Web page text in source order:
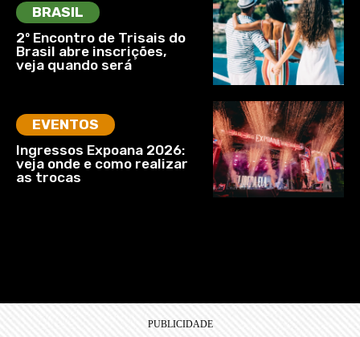
BRASIL
2º Encontro de Trisais do
Brasil abre inscrições,
veja quando será
EVENTOS
Ingressos Expoana 2026:
veja onde e como realizar
as trocas